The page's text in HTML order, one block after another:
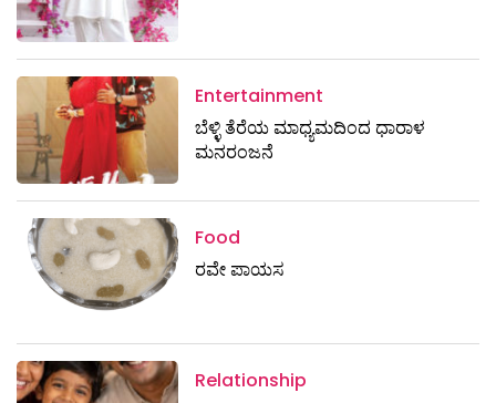
Entertainment
ಬೆಳ್ಳಿ ತೆರೆಯ ಮಾಧ್ಯಮದಿಂದ ಧಾರಾಳ
ಮನರಂಜನೆ
Food
ರವೇ ಪಾಯಸ
Relationship